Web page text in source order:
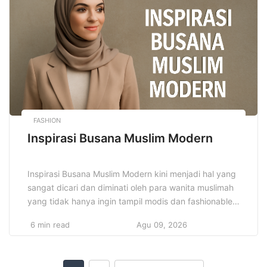
diharapkan semua anak, termasuk yang memiliki
kebutuhan khusus, dapat belajar dalam lingkungan
FASHION
Inspirasi Busana Muslim Modern
Inspirasi Busana Muslim Modern kini menjadi hal yang
sangat dicari dan diminati oleh para wanita muslimah
yang tidak hanya ingin tampil modis dan fashionable,
nilai syar’i dalam berpakaian. Berbagai gaya, model,
6 min read Agu 09, 2026